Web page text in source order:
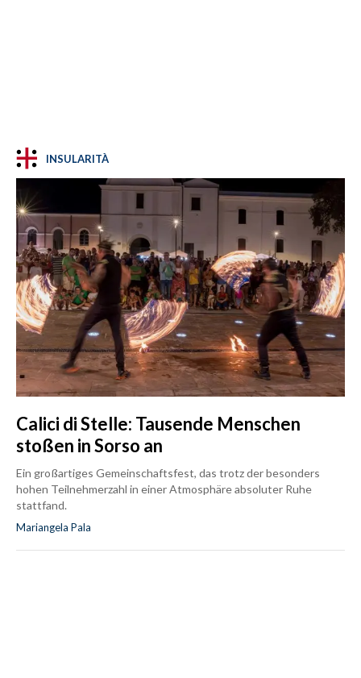
INSULARITÀ
Calici di Stelle: Tausende Menschen
stoßen in Sorso an
Ein großartiges Gemeinschaftsfest, das trotz der besonders
hohen Teilnehmerzahl in einer Atmosphäre absoluter Ruhe
stattfand.
Mariangela Pala